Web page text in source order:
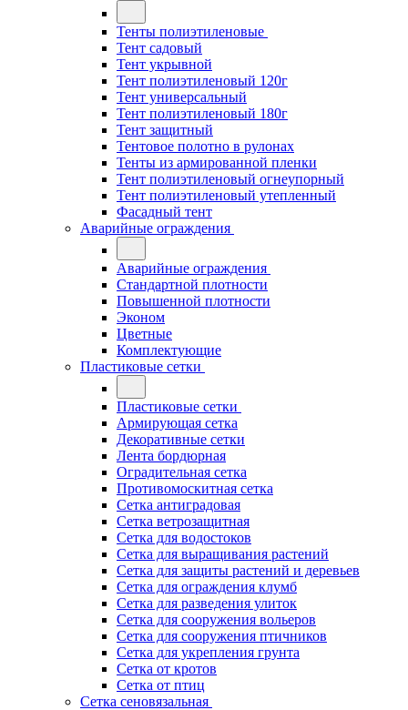
Тенты полиэтиленовые
Тент садовый
Тент укрывной
Тент полиэтиленовый 120г
Тент универсальный
Тент полиэтиленовый 180г
Тент защитный
Тентовое полотно в рулонах
Тенты из армированной пленки
Тент полиэтиленовый огнеупорный
Тент полиэтиленовый утепленный
Фасадный тент
Аварийные ограждения
Аварийные ограждения
Стандартной плотности
Повышенной плотности
Эконом
Цветные
Комплектующие
Пластиковые сетки
Пластиковые сетки
Армирующая сетка
Декоративные сетки
Лента бордюрная
Оградительная сетка
Противомоскитная сетка
Сетка антиградовая
Сетка ветрозащитная
Сетка для водостоков
Сетка для выращивания растений
Сетка для защиты растений и деревьев
Сетка для ограждения клумб
Сетка для разведения улиток
Сетка для сооружения вольеров
Сетка для сооружения птичников
Сетка для укрепления грунта
Сетка от кротов
Сетка от птиц
Сетка сеновязальная